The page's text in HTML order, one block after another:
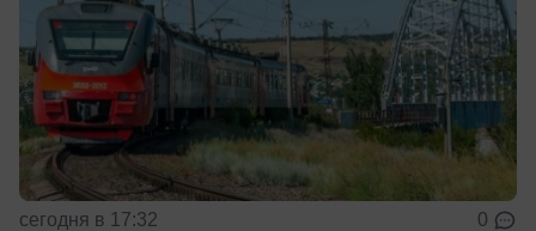
сегодня в 17:32 0